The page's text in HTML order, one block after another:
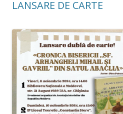
LANSARE DE CARTE